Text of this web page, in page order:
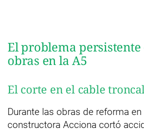
El problema
obras en la A5
El corte en el cable
Durante las obras de reforma en
constructora Acciona cortó